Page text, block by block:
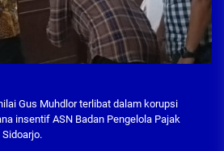
Gus Muhdlor terlibat dalam korupsi
insentif ASN Badan Pengelola Pajak